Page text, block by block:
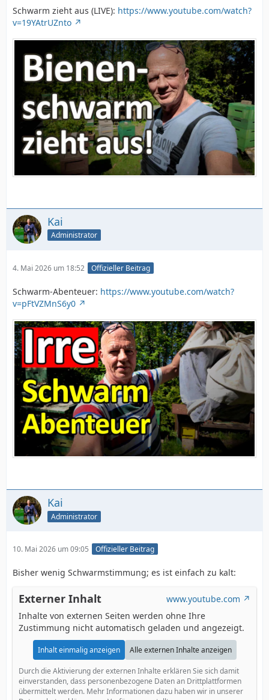
Schwarm zieht aus (LIVE): https://www.youtube.com/watch?
v=19YAtrUZnto
Kai
Administrator
4. Mai 2026 um 18:52 Offizieller Beitrag
Schwarm-Abenteuer: https://www.youtube.com/watch?
v=pFtVZMnS6y0
Kai
Administrator
10. Mai 2026 um 09:05 Offizieller Beitrag
Bisher wenig Schwarmstimmung; es ist einfach zu kalt:
Externer Inhalt
www.youtube.com
Inhalte von externen Seiten werden ohne Ihre
Zustimmung nicht automatisch geladen und angezeigt.
Inhalt einmalig anzeigen Alle externen Inhalte anzeigen
Durch die Aktivierung der externen Inhalte erklären Sie sich damit
einverstanden, dass personenbezogene Daten an Drittplattformen
übermittelt werden. Mehr Informationen dazu haben wir in unserer